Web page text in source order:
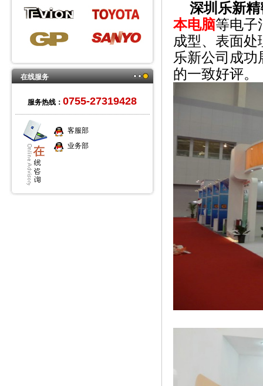
在线服务
服务热线： 0755-27319428
客服部
业务部
深圳乐新
本电脑等电子
成型、表面
乐新公司成功
的一致好评。